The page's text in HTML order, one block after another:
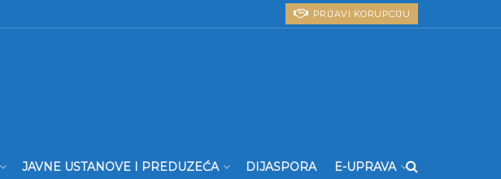
PRIJAVI KORUPCIJU
JAVNE USTANOVE I PREDUZEĆA DIJASPORA E-UPRAVA